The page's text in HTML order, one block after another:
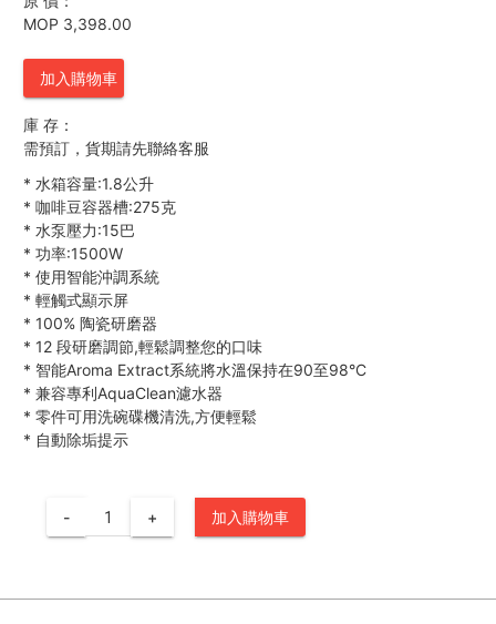
MOP 3,398.00
加入購物車
庫 存：
需預訂，貨期請先聯絡客服
* 水箱容量:1.8公升
* 咖啡豆容器槽:275克
* 水泵壓力:15巴
* 功率:1500W
* 使用智能沖調系統
* 輕觸式顯示屏
* 100% 陶瓷研磨器
* 12 段研磨調節,輕鬆調整您的口味
* 智能Aroma Extract系統將水溫保持在90至98°C
* 兼容專利AquaClean濾水器
* 零件可用洗碗碟機清洗,方便輕鬆
* 自動除垢提示
- + 加入購物車